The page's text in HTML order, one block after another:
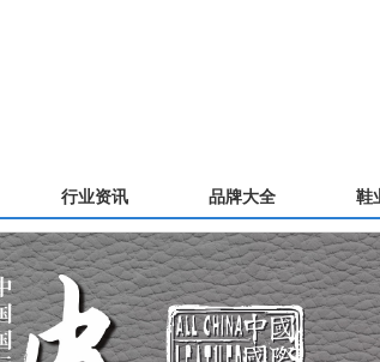
行业资讯 品牌大全 鞋